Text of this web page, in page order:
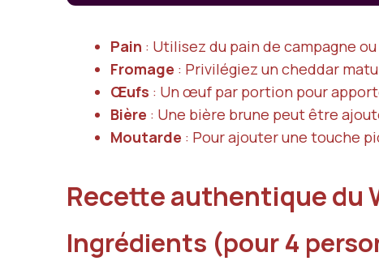
Pain : Utilisez du pain de campagne
Fromage : Privilégiez un cheddar
Œufs : Un œuf par portion pour
Bière : Une bière brune peut être
Moutarde : Pour ajouter une touche
Recette authentique du
Ingrédients (pour 4